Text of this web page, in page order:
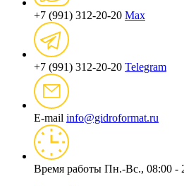
+7 (991) 312-20-20 Max
+7 (991) 312-20-20 Telegram
E-mail info@gidroformat.ru
Время работы Пн.-Вс., 08:00 -